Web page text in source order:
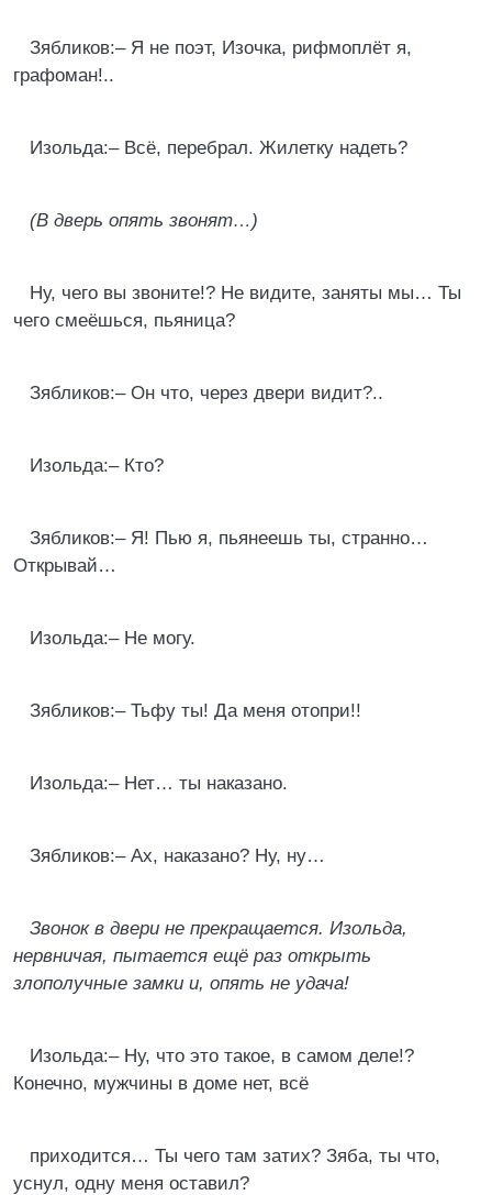
Зябликов:– Я не поэт, Изочка, рифмоплёт я,
графоман!..
Изольда:– Всё, перебрал. Жилетку надеть?
(В дверь опять звонят…)
Ну, чего вы звоните!? Не видите, заняты мы… Ты
чего смеёшься, пьяница?
Зябликов:– Он что, через двери видит?..
Изольда:– Кто?
Зябликов:– Я! Пью я, пьянеешь ты, странно…
Открывай…
Изольда:– Не могу.
Зябликов:– Тьфу ты! Да меня отопри!!
Изольда:– Нет… ты наказано.
Зябликов:– Ах, наказано? Ну, ну…
Звонок в двери не прекращается. Изольда,
нервничая, пытается ещё раз открыть
злополучные замки и, опять не удача!
Изольда:– Ну, что это такое, в самом деле!?
Конечно, мужчины в доме нет, всё
приходится… Ты чего там затих? Зяба, ты что,
уснул, одну меня оставил?